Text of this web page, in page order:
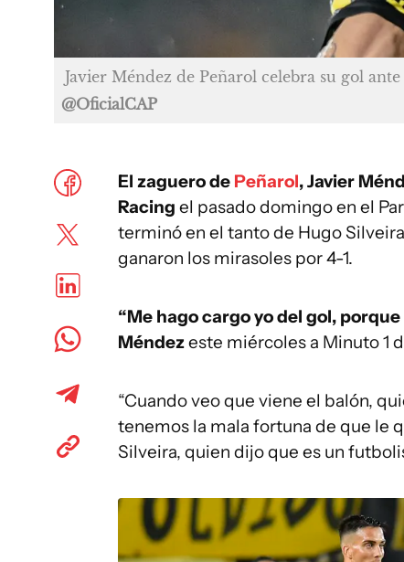
Javier Méndez de Peñarol celebra su gol
@OficialCAP
El zaguero de Peñarol, Javier
Racing el pasado domingo en el
terminó en el tanto de Hugo
ganaron los mirasoles por 4-1.
“Me hago cargo yo del gol,
Méndezeste miércoles a Minuto 1
“Cuando veo que viene el balón,
tenemos la mala fortuna de que le
Silveira, quien dijo que es un